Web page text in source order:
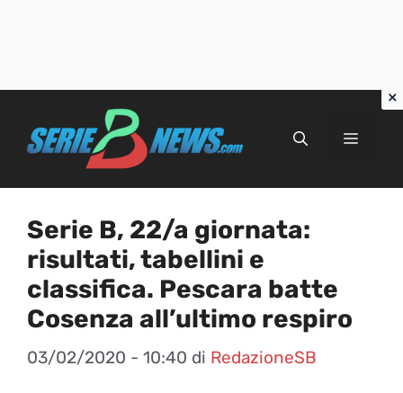
Menu
Serie B, 22/a giornata:
risultati, tabellini e
classifica. Pescara batte
Cosenza all’ultimo respiro
03/02/2020 - 10:40 di RedazioneSB